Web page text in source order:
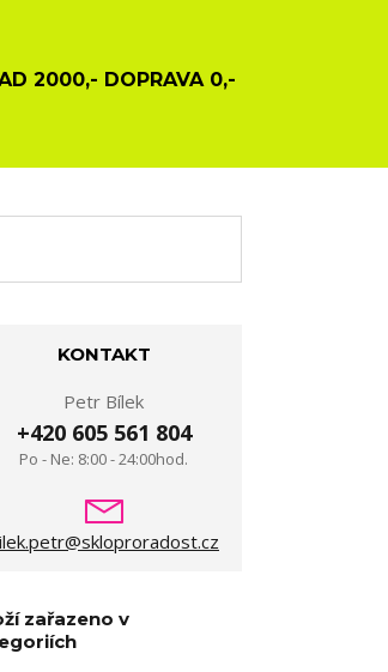
2000,- DOPRAVA 0,-
KONTAKT
Petr Bílek
+420 605 561 804
Po - Ne: 8:00 - 24:00hod.
zařazeno v